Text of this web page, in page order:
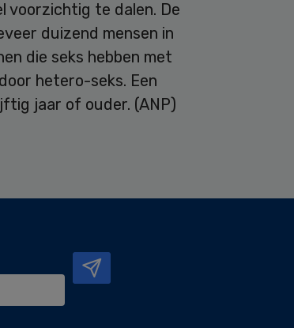
voorzichtig te dalen. De
duizend mensen in
die seks hebben met
hetero-seks. Een
jaar of ouder. (ANP)